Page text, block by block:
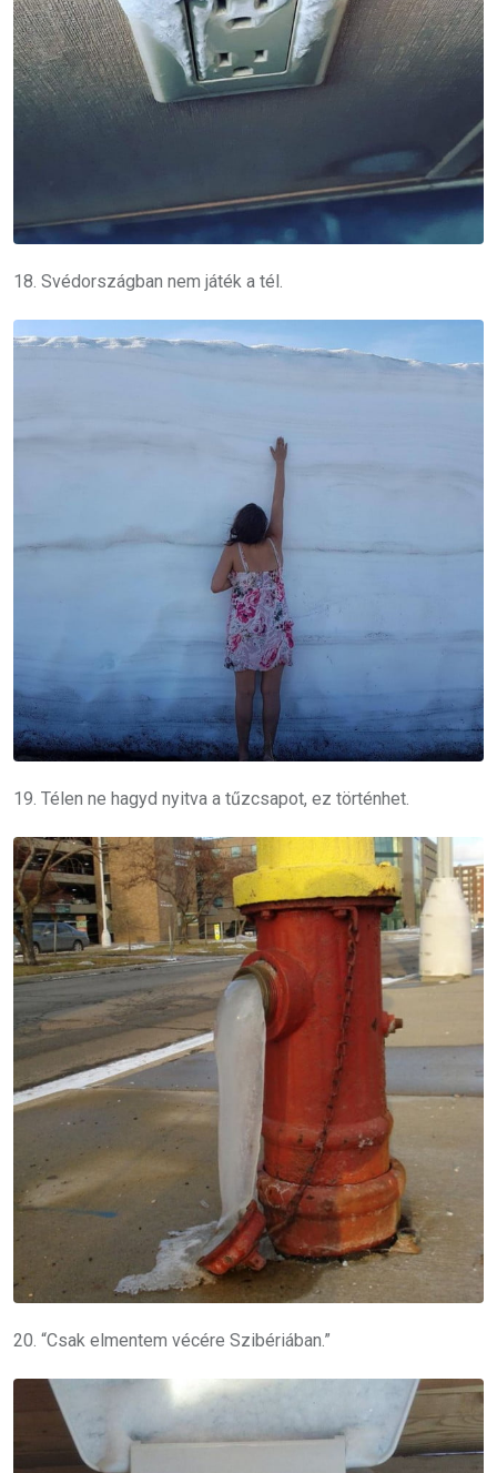
18. Svédországban nem játék a tél.
19. Télen ne hagyd nyitva a tűzcsapot, ez történhet.
20. “Csak elmentem vécére Szibériában.”